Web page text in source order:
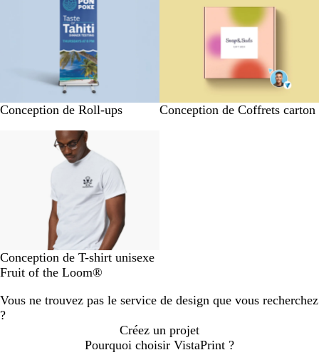
Conception de Roll-ups Conception de Coffrets carton
Conception de T-shirt unisexe
Fruit of the Loom®
Vous ne trouvez pas le service de design que vous recherchez
?
Créez un projet
Pourquoi choisir VistaPrint ?